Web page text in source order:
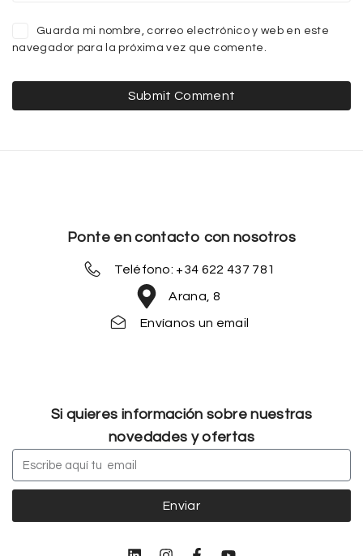
Guarda mi nombre, correo electrónico y web en este
navegador para la próxima vez que comente.
Ponte en contacto con nosotros
Teléfono: +34 622 437 781
Arana, 8
Envíanos un email
Si quieres información sobre nuestras
novedades y ofertas
Enviar